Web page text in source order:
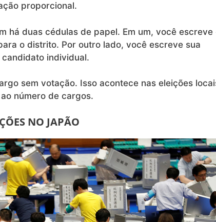
proporcional.
há duas cédulas de papel. Em um, você escreve
o distrito. Por outro lado, você escreve sua
individual.
sem votação. Isso acontece nas eleições
número de cargos.
NO JAPÃO